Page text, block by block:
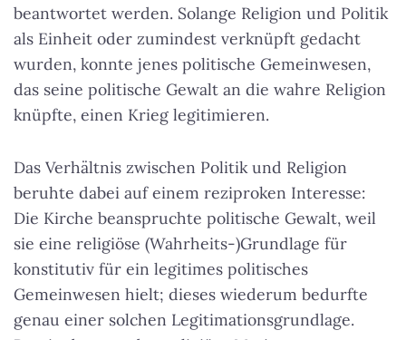
beantwortet werden. Solange Religion und Politik
als Einheit oder zumindest verknüpft gedacht
wurden, konnte jenes politische Gemeinwesen,
das seine politische Gewalt an die wahre Religion
knüpfte, einen Krieg legitimieren.
Das Verhältnis zwischen Politik und Religion
beruhte dabei auf einem reziproken Interesse:
Die Kirche beanspruchte politische Gewalt, weil
sie eine religiöse (Wahrheits-)Grundlage für
konstitutiv für ein legitimes politisches
Gemeinwesen hielt; dieses wiederum bedurfte
genau einer solchen Legitimationsgrundlage.